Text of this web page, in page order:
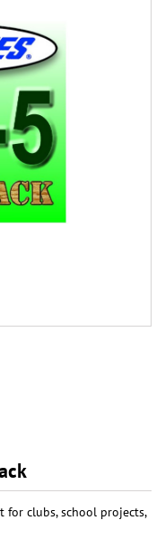
for clubs, school projects,